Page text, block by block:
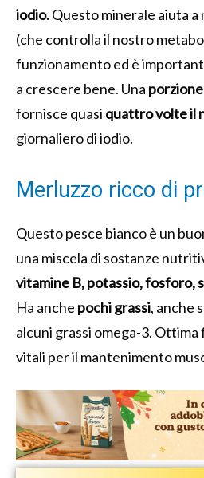
iodio.Questo minerale aiuta
(che controlla il nostro
funzionamento ed è
a crescere bene. Una
fornisce quasi quattro volte il
giornaliero di iodio.
Merluzzo ricco di
Questo pesce bianco è un
una miscela di sostanze
vitamine B, potassio, fosforo,
Ha anche pochi grassi, anche
alcuni grassi omega-3.
vitali per il mantenimento